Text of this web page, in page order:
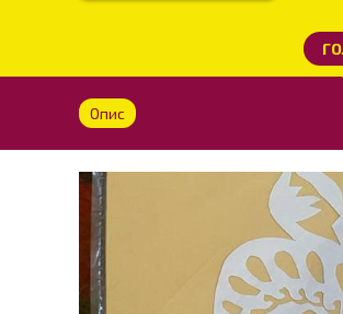
Опис